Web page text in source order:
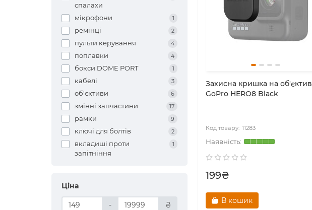
спалахи
мікрофони 1
ремінці 2
пульти керування 4
поплавки 4
бокси DOME PORT 1
кабелі 3
об'єктиви 6
змінні запчастини 17
рамки 9
ключі для болтів 2
вкладиші проти
запітніння
1
Ціна
- ₴
Захисна кришка на об'єктив
GoPro HERO8 Black
11283
199₴
В кошик